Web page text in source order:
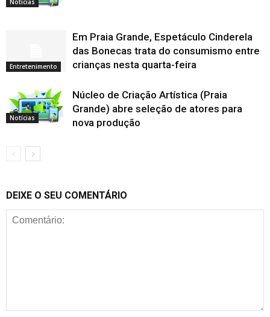
Entretenimento
Em Praia Grande, Espetáculo Cinderela
das Bonecas trata do consumismo entre
crianças nesta quarta-feira
Notícias
Núcleo de Criação Artística (Praia
Grande) abre seleção de atores para
nova produção
DEIXE O SEU COMENTÁRIO